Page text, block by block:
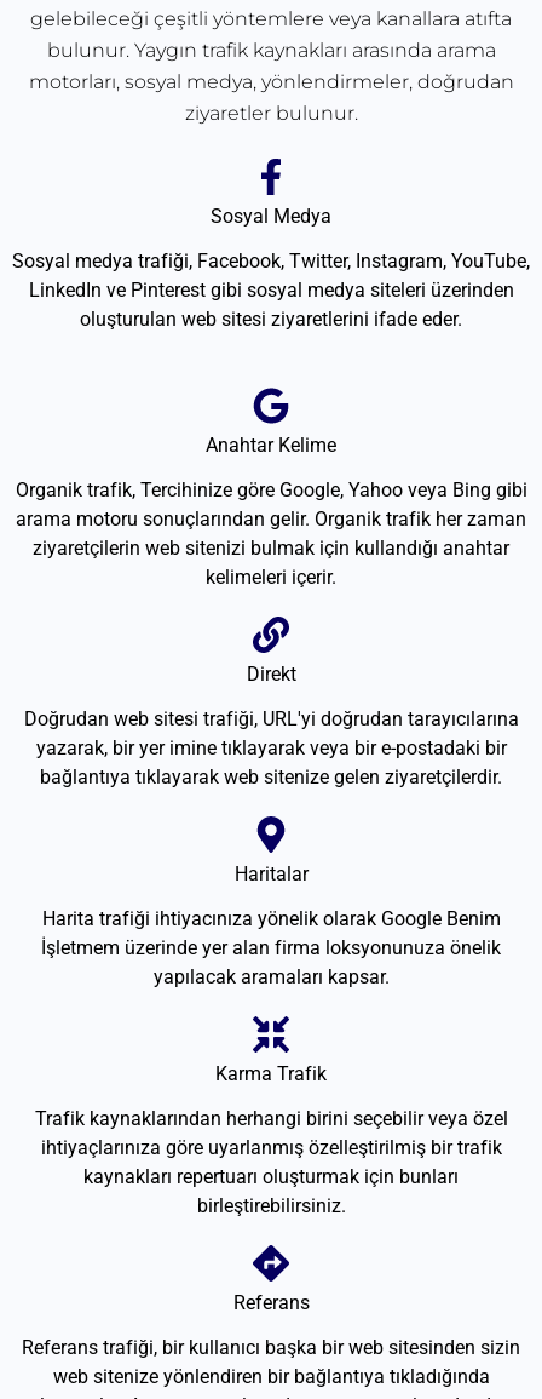
gelebileceği çeşitli yöntemlere veya kanallara atıfta
bulunur. Yaygın trafik kaynakları arasında arama
motorları, sosyal medya, yönlendirmeler, doğrudan
ziyaretler bulunur.
Sosyal Medya
Sosyal medya trafiği, Facebook, Twitter, Instagram, YouTube,
LinkedIn ve Pinterest gibi sosyal medya siteleri üzerinden
oluşturulan web sitesi ziyaretlerini ifade eder.
Anahtar Kelime
Organik trafik, Tercihinize göre Google, Yahoo veya Bing gibi
arama motoru sonuçlarından gelir. Organik trafik her zaman
ziyaretçilerin web sitenizi bulmak için kullandığı anahtar
kelimeleri içerir.
Direkt
Doğrudan web sitesi trafiği, URL'yi doğrudan tarayıcılarına
yazarak, bir yer imine tıklayarak veya bir e-postadaki bir
bağlantıya tıklayarak web sitenize gelen ziyaretçilerdir.
Haritalar
Harita trafiği ihtiyacınıza yönelik olarak Google Benim
İşletmem üzerinde yer alan firma loksyonunuza önelik
yapılacak aramaları kapsar.
Karma Trafik
Trafik kaynaklarından herhangi birini seçebilir veya özel
ihtiyaçlarınıza göre uyarlanmış özelleştirilmiş bir trafik
kaynakları repertuarı oluşturmak için bunları
birleştirebilirsiniz.
Referans
Referans trafiği, bir kullanıcı başka bir web sitesinden sizin
web sitenize yönlendiren bir bağlantıya tıkladığında